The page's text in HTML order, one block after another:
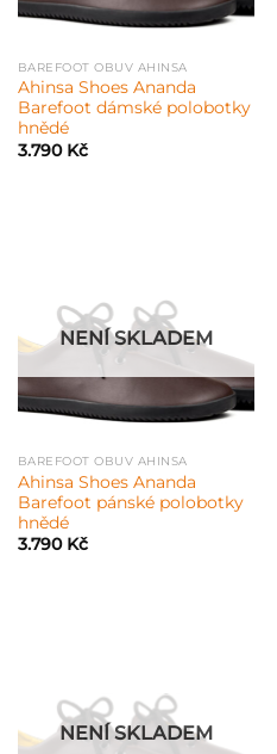
BAREFOOT OBUV AHINSA
Ahinsa Shoes Ananda
Barefoot dámské polobotky
hnědé
3.790 Kč
NENÍ SKLADEM
BAREFOOT OBUV AHINSA
Ahinsa Shoes Ananda
Barefoot pánské polobotky
hnědé
3.790 Kč
NENÍ SKLADEM